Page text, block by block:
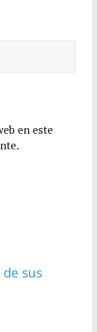
en este